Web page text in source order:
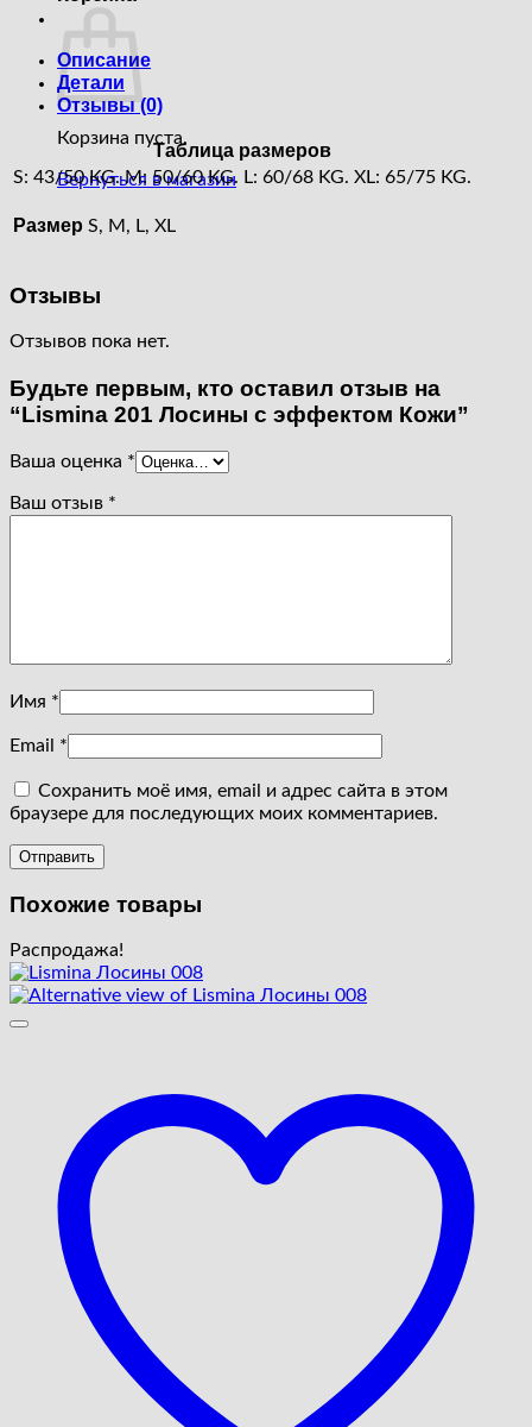
Корзина пуста.
Вернуться в магазин
с
Кожи
Описание
Детали
Отзывы (0)
Таблица размеров
S: 43/50 KG. M: 50/60 KG. L: 60/68 KG. XL: 65/75 KG.
Размер S, M, L, XL
Отзывы
Отзывов пока нет.
Будьте первым, кто оставил отзыв на
“Lismina 201 Лосины с эффектом Кожи”
Ваша оценка *
Ваш отзыв *
Имя *
Email *
Сохранить моё имя, email и адрес сайта в этом
браузере для последующих моих комментариев.
Похожие товары
Распродажа!